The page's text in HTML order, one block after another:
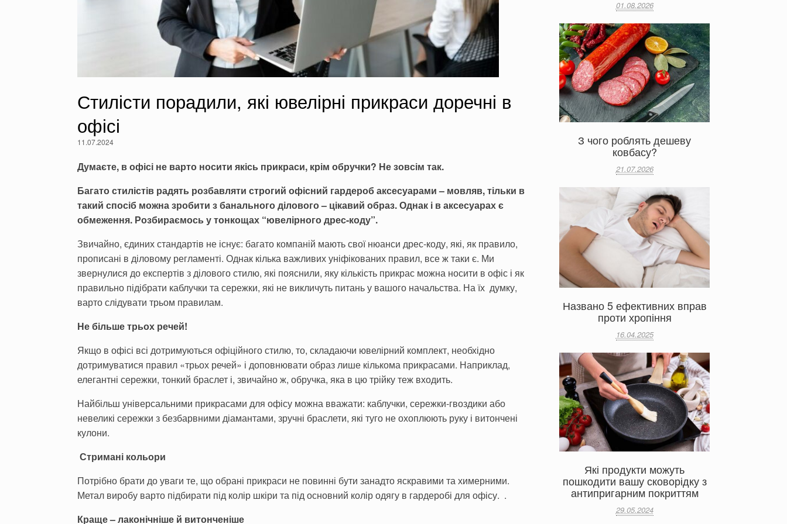
Стилісти порадили, які ювелірні прикраси доречні в
офісі
11.07.2024
Думаєте, в офісі не варто носити якісь прикраси, крім обручки? Не зовсім так.
Багато стилістів радять розбавляти строгий офісний гардероб аксесуарами – мовляв, тільки в
такий спосіб можна зробити з банального ділового – цікавий образ. Однак і в аксесуарах є
обмеження. Розбираємось у тонкощах “ювелірного дрес-коду”.
Звичайно, єдиних стандартів не існує: багато компаній мають свої нюанси дрес-коду, які, як правило,
прописані в діловому регламенті. Однак кілька важливих уніфікованих правил, все ж таки є. Ми
звернулися до експертів з ділового стилю, які пояснили, яку кількість прикрас можна носити в офіс і як
правильно підібрати каблучки та сережки, які не викличуть питань у вашого начальства. На їх думку,
варто слідувати трьом правилам.
Не більше трьох речей!
Якщо в офісі всі дотримуються офіційного стилю, то, складаючи ювелірний комплект, необхідно
дотримуватися правил «трьох речей» і доповнювати образ лише кількома прикрасами. Наприклад,
елегантні сережки, тонкий браслет і, звичайно ж, обручка, яка в цю трійку теж входить.
Найбільш універсальними прикрасами для офісу можна вважати: каблучки, сережки-гвоздики або
невеликі сережки з безбарвними діамантами, зручні браслети, які туго не охоплюють руку і витончені
кулони.
Стримані кольори
Потрібно брати до уваги те, що обрані прикраси не повинні бути занадто яскравими та химерними.
Метал виробу варто підбирати під колір шкіри та під основний колір одягу в гардеробі для офісу. .
Краще – лаконічніше й витонченіше
01.08.2026
З чого роблять дешеву
ковбасу?
21.07.2026
Названо 5 ефективних вправ
проти хропіння
16.04.2025
Які продукти можуть
пошкодити вашу сковорідку з
антипригарним покриттям
29.05.2024